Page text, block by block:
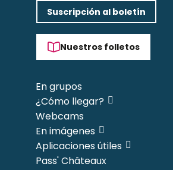
Suscripción al boletín
Nuestros folletos
En grupos
¿Cómo llegar?
Webcams
En imágenes
Aplicaciones útiles
Pass' Châteaux